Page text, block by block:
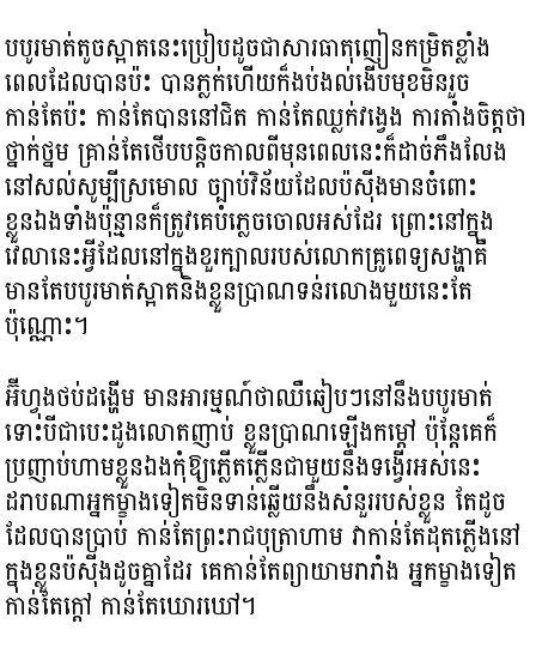
បបូរមាត់តូចស្អាតនេះប្រៀបដូចជាសារធាតុញៀនកម្រិតខ្លាំង
ពេលដែលបានប៉ះ បានភ្លក់ហើយក៏ងប់ងល់ងើបមុខមិនរួច
កាន់តែប៉ះ កាន់តែបាននៅជិត កាន់តែឈ្លក់វង្វេង ការតាំងចិត្តថា
ថ្នាក់ថ្នម គ្រាន់តែថើបបន្តិចកាលពីមុនពេលនេះក៏ដាច់ភឹងលែង
នៅសល់សូម្បីស្រមោល ច្បាប់វិន័យដែលប៉ស៊ីងមានចំពោះ
ខ្លួនឯងទាំងប៉ុន្មានក៏ត្រូវគេបំភ្លេចចោលអស់ដែរ ព្រោះនៅក្នុង
វេលានេះអ្វីដែលនៅក្នុងខួរក្បាលរបស់លោកគ្រូពេទ្យសង្ហាគឺ
មានតែបបូរមាត់ស្អាតនិងខ្លួនប្រាណទន់រលោងមួយនេះតែ
ប៉ុណ្ណោះ។
អ៊ីហ្វុងថប់ដង្ហើម មានអារម្មណ៍ថាឈឺឆៀបៗនៅនឹងបបូរមាត់
ទោះបីជាបេះដូងលោតញាប់ ខ្លួនប្រាណឡើងកម្ដៅ ប៉ុន្តែគេក៏
ប្រញាប់ហាមខ្លួនឯងកុំឱ្យភ្លើតភ្លើនជាមួយនឹងទង្វើរអស់នេះ
ដរាបណាអ្នកម្ខាងទៀតមិនទាន់ឆ្លើយនឹងសំនួររបស់ខ្លួន តែដូច
ដែលបានប្រាប់ កាន់តែព្រះរាជបុត្រាហាម វាកាន់តែដុតភ្លើងនៅ
ក្នុងខ្លួនប៉ស៊ីងដូចគ្នាដែរ គេកាន់តែព្យាយាមរារាំង អ្នកម្ខាងទៀត
កាន់តែក្ដៅ កាន់តែឃោរឃៅ។